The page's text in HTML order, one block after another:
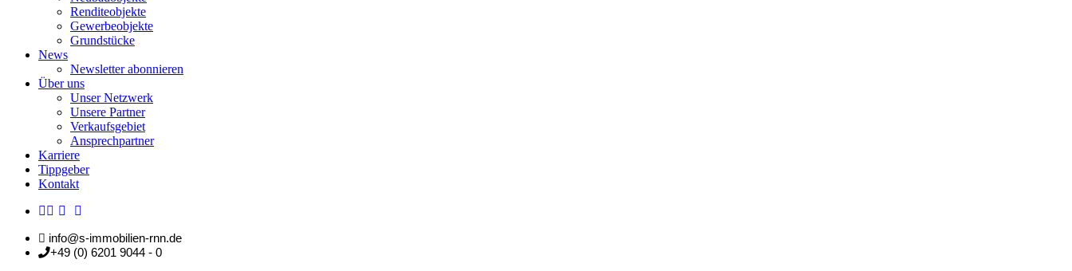
Renditeobjekte
Gewerbeobjekte
Grundstücke
News
Newsletter abonnieren
Über uns
Unser Netzwerk
Unsere Partner
Verkaufsgebiet
Ansprechpartner
Karriere
Tippgeber
Kontakt
info@s-immobilien-rnn.de
+49 (0) 6201 9044 - 0